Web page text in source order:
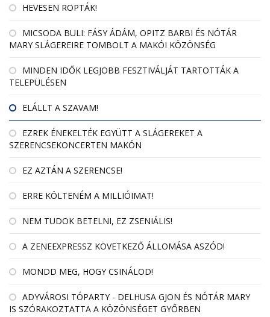
HEVESEN ROPTÁK!
MICSODA BULI: FÁSY ÁDÁM, OPITZ BARBI ÉS NÓTÁR
MARY SLÁGEREIRE TOMBOLT A MAKÓI KÖZÖNSÉG
MINDEN IDŐK LEGJOBB FESZTIVÁLJÁT TARTOTTÁK A
TELEPÜLÉSEN
ELÁLLT A SZAVAM!
EZREK ÉNEKELTÉK EGYÜTT A SLÁGEREKET A
SZERENCSEKONCERTEN MAKÓN
EZ AZTÁN A SZERENCSE!
ERRE KÖLTENÉM A MILLIÓIMAT!
NEM TUDOK BETELNI, EZ ZSENIÁLIS!
A ZENEEXPRESSZ KÖVETKEZŐ ÁLLOMÁSA ASZÓD!
MONDD MEG, HOGY CSINÁLOD!
ADYVÁROSI TÓPARTY - DELHUSA GJON ÉS NÓTÁR MARY
IS SZÓRAKOZTATTA A KÖZÖNSÉGET GYŐRBEN